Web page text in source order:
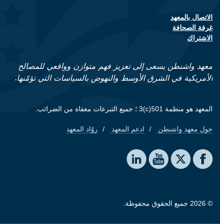
Footer contact links
الاتصال بالمعهد
غرفة الصحافة
الاشتراك
معهد واشنطن يسعى إلى تعزيز فهم متوازن وواقعي للمصالح
الأمريكية في الشرق الأوسط والنهوض بالسياسات التي تؤمّنها.
المعهد هو منظمة 501(c)3 ؛ جميع التبرعات معفاة من الضرائب.
Footer quick links
حول معهد واشنطن ادعم المعهد روّاد المعهد
Social media
The Washington Institute on Facebook
The Washington Institute on X
The Washington Institute on YouTube
The Washington Institute on LinkedIn
© 2026 جميع الحقوق محفوظة.